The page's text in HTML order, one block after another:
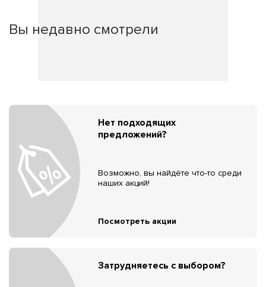
Вы недавно смотрели
Нет подходящих
предложений?
Возможно, вы найдёте что-то среди
наших акций!
Посмотреть акции
Затрудняетесь с выбором?